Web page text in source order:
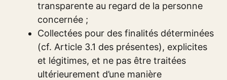
transparente au regard de la personne
concernée ;
Collectées pour des finalités déterminées
(cf. Article 3.1 des présentes), explicites
et légitimes, et ne pas être traitées
ultérieurement d’une manière